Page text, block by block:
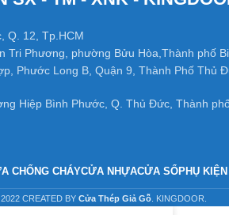
Q. 12, Tp.HCM
Tri Phương, phường Bửu Hòa,Thành phố
Phước Long B, Quận 9, Thành Phố Thủ
Hiệp Bình Phước, Q. Thủ Đức, Thành
CHỐNG CHÁYCỬA NHỰACỬA SỔPHỤ
2022 CREATED BY Cửa Thép Giả Gỗ . KINGDOOR.